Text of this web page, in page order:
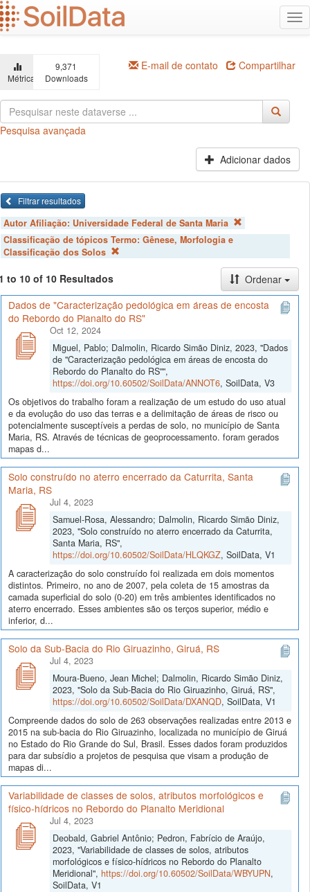
Ir
para
o
principal
Métricas
9,371
Downloads
E-mail de contato Compartilhar
Pesquisa avançada
Adicionar dados
Filtrar resultados
Autor Afiliação: Universidade Federal de Santa Maria
Classificação de tópicos Termo: Gênese, Morfologia e
Classificação dos Solos
to 10 of 10 Resultados
Ordenar
Dados de "Caracterização pedológica em áreas de encosta
do Rebordo do Planalto do RS"
Oct 12, 2024
Miguel, Pablo; Dalmolin, Ricardo Simão Diniz, 2023, "Dados
de "Caracterização pedológica em áreas de encosta do
Rebordo do Planalto do RS"",
https://doi.org/10.60502/SoilData/ANNOT6, SoilData, V3
Os objetivos do trabalho foram a realização de um estudo do uso atual
e da evolução do uso das terras e a delimitação de áreas de risco ou
potencialmente susceptíveis a perdas de solo, no município de Santa
Maria, RS. Através de técnicas de geoprocessamento. foram gerados
mapas d...
Solo construído no aterro encerrado da Caturrita, Santa
Maria, RS
Jul 4, 2023
Samuel-Rosa, Alessandro; Dalmolin, Ricardo Simão Diniz,
2023, "Solo construído no aterro encerrado da Caturrita,
Santa Maria, RS",
https://doi.org/10.60502/SoilData/HLQKGZ, SoilData, V1
A caracterização do solo construído foi realizada em dois momentos
distintos. Primeiro, no ano de 2007, pela coleta de 15 amostras da
camada superficial do solo (0-20) em três ambientes identificados no
aterro encerrado. Esses ambientes são os terços superior, médio e
inferior, d...
Solo da Sub-Bacia do Rio Giruazinho, Giruá, RS
Jul 4, 2023
Moura-Bueno, Jean Michel; Dalmolin, Ricardo Simão Diniz,
2023, "Solo da Sub-Bacia do Rio Giruazinho, Giruá, RS",
https://doi.org/10.60502/SoilData/DXANQD, SoilData, V1
Compreende dados do solo de 263 observações realizadas entre 2013 e
2015 na sub-bacia do Rio Giruazinho, localizada no município de Giruá
no Estado do Rio Grande do Sul, Brasil. Esses dados foram produzidos
para dar subsídio a projetos de pesquisa que visam a produção de
mapas di...
Variabilidade de classes de solos, atributos morfológicos e
físico-hídricos no Rebordo do Planalto Meridional
Jul 4, 2023
Deobald, Gabriel Antônio; Pedron, Fabrício de Araújo,
2023, "Variabilidade de classes de solos, atributos
morfológicos e físico-hídricos no Rebordo do Planalto
Meridional", https://doi.org/10.60502/SoilData/WBYUPN,
SoilData, V1